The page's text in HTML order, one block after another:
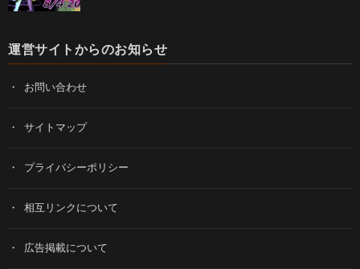
運営サイトからのお知らせ
お問い合わせ
サイトマップ
プライバシーポリシー
相互リンクについて
広告掲載について